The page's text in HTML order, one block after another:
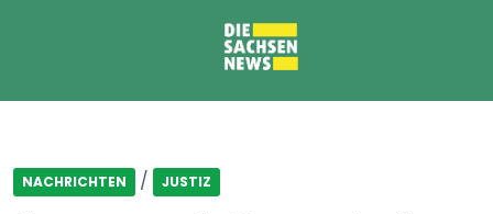
NACHRICHTEN / JUSTIZ